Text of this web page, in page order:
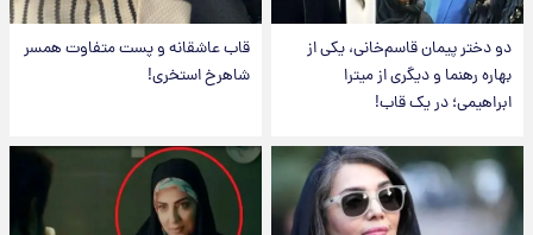
دو دختر پیمان قاسم‌خانی، یکی از
بهاره رهنما و دیگری از میترا
ابراهیمی؛ در یک قاب!
قاب عاشقانه و پست متفاوت همسر
شاهرخ استخری!